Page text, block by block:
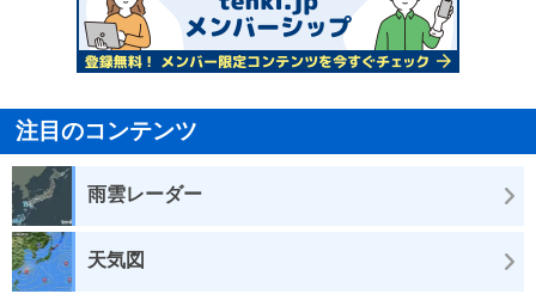
注目のコンテンツ
雨雲レーダー
天気図